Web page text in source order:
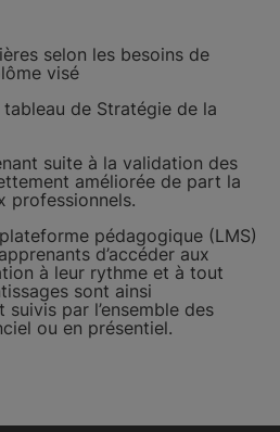
selon les besoins de
visé
tableau de Stratégie de la
suite à la validation des
améliorée de part la
professionnels.
pédagogique (LMS)
d’accéder aux
à leur rythme et à tout
sont ainsi
par l’ensemble des
ou en présentiel.